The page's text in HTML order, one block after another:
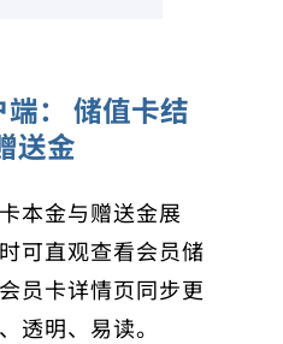
： 储值卡结
送金
本金与赠送金展
可直观查看会员储
员卡详情页同步更
透明、易读。